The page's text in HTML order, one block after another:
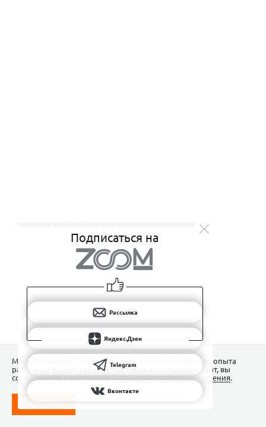
Подписаться на
Рассылка
Яндекс.Дзен
Telegram
Вконтакте
Мы используем Сookies для обеспечения наилучшего опыта
работы на нашем сайте. Продолжая использовать сайт, вы
соглашаетесь с условиямиПользовательского соглашения.
ПОНЯТНО